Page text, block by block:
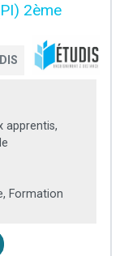
2ème
apprentis,
Formation